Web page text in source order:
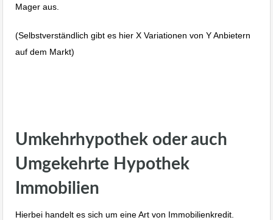
Mager aus.
(Selbstverständlich gibt es hier X Variationen von Y Anbietern
auf dem Markt)
Umkehrhypothek oder auch
Umgekehrte Hypothek
Immobilien
Hierbei handelt es sich um eine Art von Immobilienkredit.